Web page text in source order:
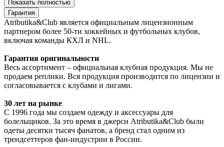
Показать полностью
Гарантия
Atributika&Club является официальным лицензионным
партнером более 50-ти хоккейных и футбольных клубов,
включая команды КХЛ и NHL.
Гарантия оригинальности
Весь ассортимент – официальная клубная продукция. Мы не
продаем реплики. Вся продукция производится по лицензии и
согласовывается с клубами и лигами.
30 лет на рынке
С 1996 года мы создаем одежду и аксессуары для
болельщиков. За это время в джерси Atributika&Club были
одеты десятки тысяч фанатов, а бренд стал одним из
трендсеттеров фан-индустрии в России.